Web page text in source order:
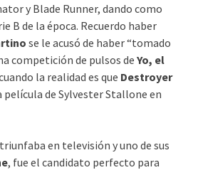
y Blade Runner, dando como
B de la época. Recuerdo haber
se le acusó de haber “tomado
competición de pulsos de Yo, el
la realidad es que Destroyer
película de Sylvester Stallone en
triunfaba en televisión y uno de sus
, fue el candidato perfecto para